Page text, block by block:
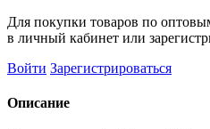
Для покупки товаров по
в личный кабинет или
Войти Зарегистрироваться
Описание